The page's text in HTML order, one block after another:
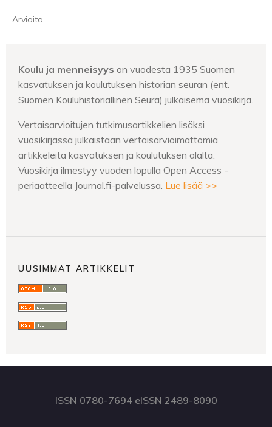
Arvioita
Koulu ja menneisyys on vuodesta 1935 Suomen
kasvatuksen ja koulutuksen historian seuran (ent.
Suomen Kouluhistoriallinen Seura) julkaisema vuosikirja.
Vertaisarvioitujen tutkimusartikkelien lisäksi
vuosikirjassa julkaistaan vertaisarvioimattomia
artikkeleita kasvatuksen ja koulutuksen alalta.
Vuosikirja ilmestyy vuoden lopulla Open Access -
periaatteella Journal.fi-palvelussa. Lue lisää >>
UUSIMMAT ARTIKKELIT
ISSN 0780-7694 eISSN 2489-8090